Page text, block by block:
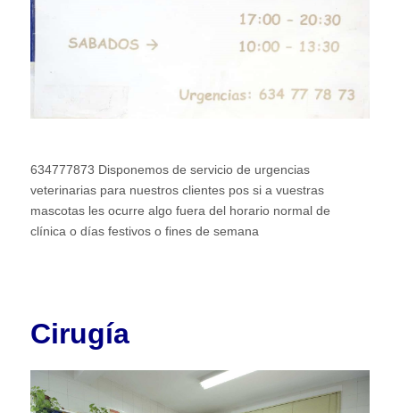
634777873 Disponemos de servicio de urgencias
veterinarias para nuestros clientes pos si a vuestras
mascotas les ocurre algo fuera del horario normal de
clínica o días festivos o fines de semana
Cirugía